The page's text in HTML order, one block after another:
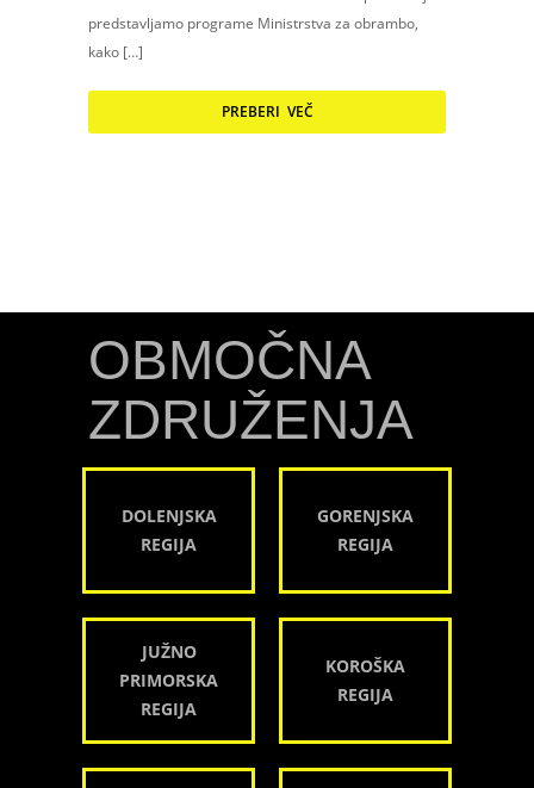
predstavljamo programe Ministrstva za obrambo,
kako […]
PREBERI VEČ
OBMOČNA
ZDRUŽENJA
DOLENJSKA
REGIJA
GORENJSKA
REGIJA
JUŽNO
PRIMORSKA
REGIJA
KOROŠKA
REGIJA